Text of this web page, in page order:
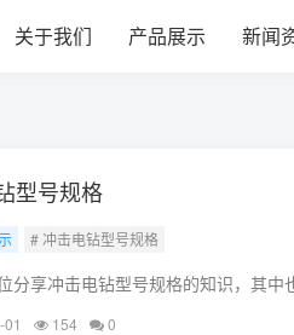
关于我们 产品展示 新闻
型号规格
# 冲击电钻型号规格
分享冲击电钻型号规格的知识，其
154 0